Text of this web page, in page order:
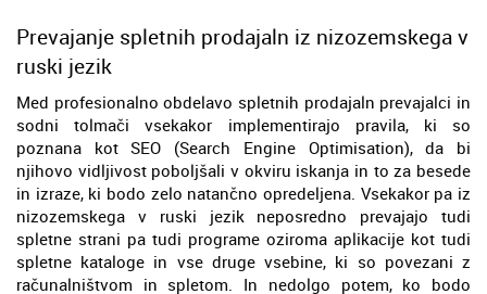
Prevajanje spletnih prodajaln iz nizozemskega v
ruski jezik
Med profesionalno obdelavo spletnih prodajaln prevajalci in
sodni tolmači vsekakor implementirajo pravila, ki so
poznana kot SEO (Search Engine Optimisation), da bi
njihovo vidljivost poboljšali v okviru iskanja in to za besede
in izraze, ki bodo zelo natančno opredeljena. Vsekakor pa iz
nizozemskega v ruski jezik neposredno prevajajo tudi
spletne strani pa tudi programe oziroma aplikacije kot tudi
spletne kataloge in vse druge vsebine, ki so povezani z
računalništvom in spletom. In nedolgo potem, ko bodo